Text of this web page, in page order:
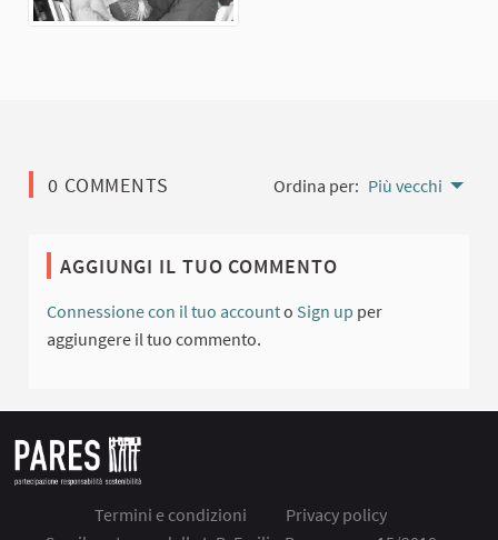
(Collegamento esterno)
0 COMMENTS Ordina per: Più vecchi
AGGIUNGI IL TUO COMMENTO
Connessione con il tuo accounto Sign up per
aggiungere il tuo commento.
Termini e condizioni
Privacy policy